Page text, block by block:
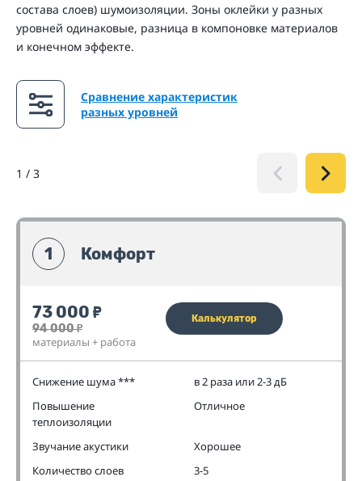
состава слоев) шумоизоляции. Зоны оклейки у разных
уровней одинаковые, разница в компоновке материалов
и конечном эффекте.
Сравнение характеристик
разных уровней
1 / 3
1 Комфорт
73 000 ₽
94 000₽
материалы + работа
Калькулятор
Снижение шума ***
в 2 раза или 2-3 дБ
Повышение
теплоизоляции
Отличное
Звучание акустики
Хорошее
Количество слоев
3-5